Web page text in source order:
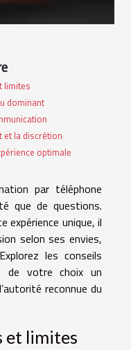
limites
dominant
et la discrétion
optimale
par téléphone
que de questions.
expérience unique, il
selon ses envies,
les conseils
de votre choix un
reconnue du
et limites